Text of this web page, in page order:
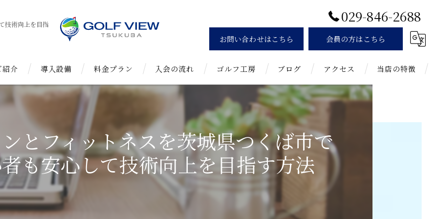
技術向上を目指 029-846-2688
お問い合わせはこちら 会員の方はこちら
紹介 導入設備 料金プラン 入会の流れ
よくある質問
ゴルフ工房 ブログ
お知らせ
アクセス 当店の特徴
初心者
とフィットネスを茨城県つくば市で
も安心して技術向上を目指す方法